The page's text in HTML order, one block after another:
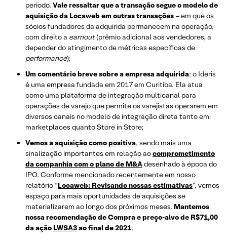
período. Vale ressaltar que a transação segue o modelo de
aquisição da Locaweb em outras transações – em que os
sócios fundadores da adquirida permanecem na operação,
com direito a earnout(prêmio adicional aos vendedores, a
depender do atingimento de métricas específicas de
performance);
Um comentário breve sobre a empresa adquirida: o Ideris
é uma empresa fundada em 2017 em Curitiba. Ela atua
como uma plataforma de integração multicanal para
operações de varejo que permite os varejistas operarem em
diversos canais no modelo de integração direta tanto em
marketplaces quanto Store in Store;
Vemos aaquisição como positiva, sendo mais uma
sinalização importantes em relação aocomprometimento
da companhia com o plano de M&Adesenhado à época do
IPO. Conforme mencionado recentemente em nosso
relatório “Locaweb: Revisando nossas estimativas”, vemos
espaço para mais oportunidades de aquisições se
materializarem ao longo dos próximos meses. Mantemos
nossa recomendação de Compra e preço-alvo de R$71,00
da ação LWSA3ao final de 2021.